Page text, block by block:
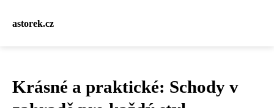
astorek.cz
Krásné a praktické: Schody v